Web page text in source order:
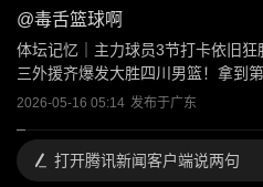
@毒舌篮球啊
体坛记忆｜主力球员3节打卡依旧
三外援齐爆发大胜四川男篮！拿到
2026-05-16 05:14 发布于广东
打开腾讯新闻客户端说两句